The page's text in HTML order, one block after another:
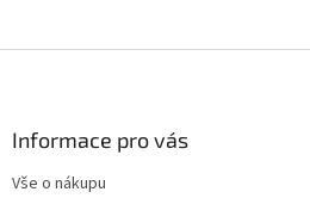
Informace pro vás
Vše o nákupu